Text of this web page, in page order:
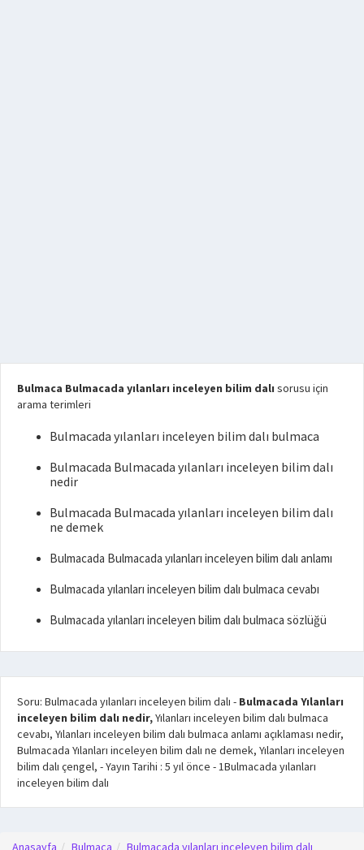
Bulmaca Bulmacada yılanları inceleyen bilim dalı sorusu için
arama terimleri
Bulmacada yılanları inceleyen bilim dalı bulmaca
Bulmacada Bulmacada yılanları inceleyen bilim dalı
nedir
Bulmacada Bulmacada yılanları inceleyen bilim dalı
ne demek
Bulmacada Bulmacada yılanları inceleyen bilim dalı anlamı
Bulmacada yılanları inceleyen bilim dalı bulmaca cevabı
Bulmacada yılanları inceleyen bilim dalı bulmaca sözlüğü
Soru: Bulmacada yılanları inceleyen bilim dalı - Bulmacada Yılanları
inceleyen bilim dalı nedir,Yılanları inceleyen bilim dalı bulmaca
cevabı, Yılanları inceleyen bilim dalı bulmaca anlamı açıklaması nedir,
Bulmacada Yılanları inceleyen bilim dalı ne demek, Yılanları inceleyen
bilim dalı çengel, - Yayın Tarihi : 5 yıl önce -1Bulmacada yılanları
inceleyen bilim dalı
Anasayfa Bulmaca Bulmacada yılanları inceleyen bilim dalı